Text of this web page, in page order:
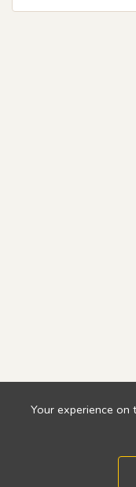
Your experience